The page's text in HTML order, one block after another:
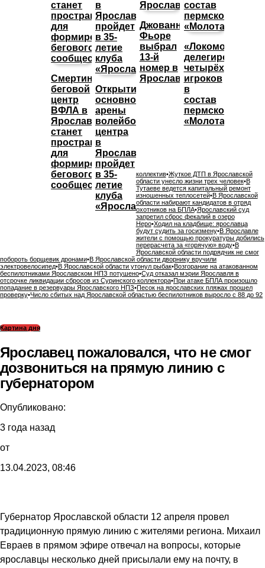
Смертин:
беговой
центр
ВФЛА в
Ярославле
станет
пространством
для
формирования
бегового
сообщества
Открытие
основной
арены
волейбольного
центра
в
Ярославле
пройдет
в 35-
летие
клуба
«Ярославич»
Джованни
Фьоре
выбрал
13-й
номер в
Ярославле
«Локомотив»
делегировал
четырёх
игроков
в
состав
пермского
«Молота»
коллектив•Жуткое ДТП в Ярославской
области унесло жизни трех человек•В
Тутаеве ведется капитальный ремонт
изношенных теплосетей•В Ярославской
области набирают кандидатов в отряд
охотников на БПЛА•Ярославский суд
запретил сброс фекалий в озеро
Неро•Ходил на кладбище: ярославца
будут судить за госизмену•В Ярославле
жители с помощью прокуратуры добились
перерасчета за «горячую» воду•В
Ярославской области подрядчик не смог
побороть борщевик дронами•В Ярославской области дворнику вручили
электровелосипед•В Ярославской области утонул рыбак•Возгорание на атакованном
беспилотниками Ярославском НПЗ потушено•Суд отказал мэрии Ярославля в
отсрочке ликвидации сбросов из Суринского коллектора•При атаке БПЛА произошло
попадание в резервуары Ярославского НПЗ•Песок на ярославских пляжах прошел
проверку•Число сбитых над Ярославской областью беспилотников выросло с 88 до 92
Картина дня
Ярославец пожаловался, что не смог
дозвониться на прямую линию с
губернатором
Опубликовано:
3 года назад
от
13.04.2023, 08:46
Губернатор Ярославской области 12 апреля провел
традиционную прямую линию с жителями региона. Михаил
Евраев в прямом эфире отвечал на вопросы, которые
ярославцы несколько дней присылали ему на почту, в